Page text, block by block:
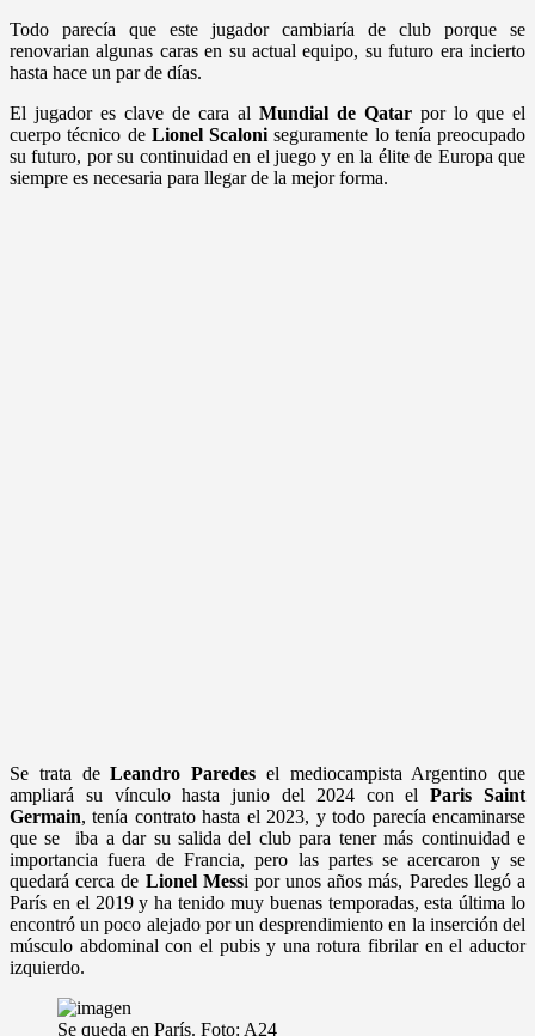
Todo parecía que este jugador cambiaría de club porque se
renovarian algunas caras en su actual equipo, su futuro era incierto
hasta hace un par de días.
El jugador es clave de cara al Mundial de Qatar por lo que el
cuerpo técnico de Lionel Scaloni seguramente lo tenía preocupado
su futuro, por su continuidad en el juego y en la élite de Europa que
siempre es necesaria para llegar de la mejor forma.
Se trata deLeandro Paredes el mediocampista Argentino que
ampliará su vínculo hasta junio del 2024 con elParis Saint
Germain, tenía contrato hasta el 2023, y todo parecía encaminarse
que se iba a dar su salida del club para tener más continuidad e
importancia fuera de Francia, pero las partes se acercaron y se
quedará cerca de Lionel Messi por unos años más, Paredes llegó a
París en el 2019 y ha tenido muy buenas temporadas, esta última lo
encontró un poco alejado por un desprendimiento en la inserción del
músculo abdominal con el pubis y una rotura fibrilar en el aductor
izquierdo.
Se queda en París. Foto: A24